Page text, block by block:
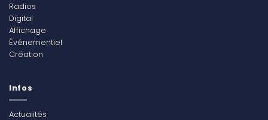
Radios
Digital
Affichage
Événementiel
Création
Infos
Actualités